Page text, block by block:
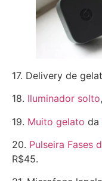
17. Delivery de
18. Iluminador solto
19. Muito gelato da
20. Pulseira Fases
R$45.